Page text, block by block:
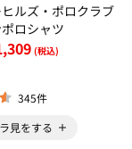
ルズ・ポロクラブ
ロシャツ
(税込)
345件
見をする